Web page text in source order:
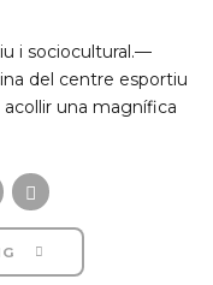
i sociocultural.—
del centre esportiu
acollir una magnífica